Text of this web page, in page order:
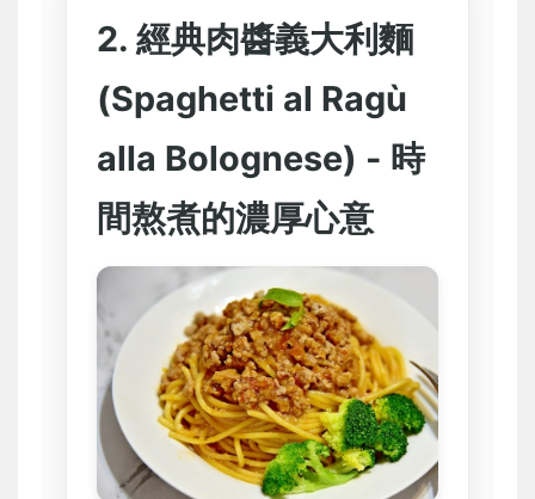
2. 經典肉醬義大利麵
(Spaghetti al Ragù
alla Bolognese) - 時
間熬煮的濃厚心意